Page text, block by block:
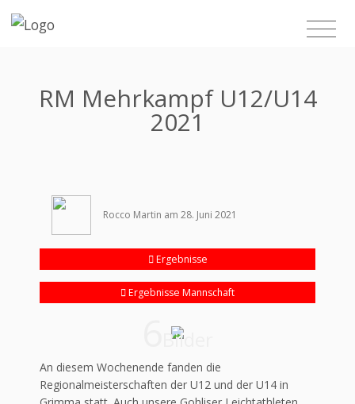
RM Mehrkampf U12/U14
2021
Rocco Martin am 28. Juni 2021
Ergebnisse
Ergebnisse Mannschaft
Bilder
An diesem Wochenende fanden die
Regionalmeisterschaften der U12 und der U14 in